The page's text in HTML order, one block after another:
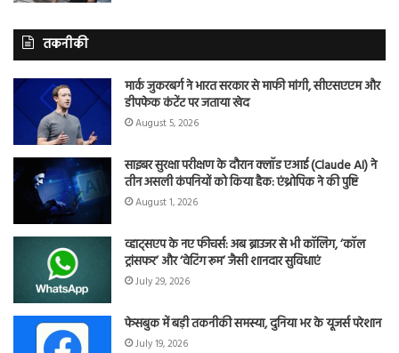
तकनीकी
मार्क जुकरबर्ग ने भारत सरकार से माफी मांगी, सीएसएएम और
डीपफेक कंटेंट पर जताया खेद
August 5, 2026
साइबर सुरक्षा परीक्षण के दौरान क्लॉड एआई (Claude AI) ने
तीन असली कंपनियों को किया हैक: एंथ्रोपिक ने की पुष्टि
August 1, 2026
व्हाट्सएप के नए फीचर्स: अब ब्राउजर से भी कॉलिंग, ‘कॉल
ट्रांसफर’ और ‘वेटिंग रूम’ जैसी शानदार सुविधाएं
July 29, 2026
फेसबुक में बड़ी तकनीकी समस्या, दुनिया भर के यूजर्स परेशान
July 19, 2026